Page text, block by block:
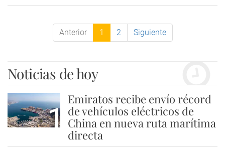
Anterior 1 2 Siguiente
Noticias de hoy
1
Emiratos recibe envío récord
de vehículos eléctricos de
China en nueva ruta marítima
directa